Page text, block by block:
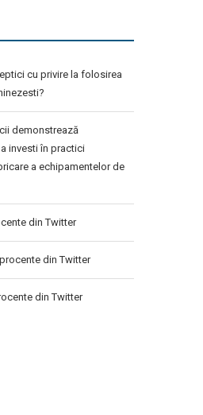
cu privire la folosirea
demonstrează
investi în practici
a echipamentelor de
din Twitter
din Twitter
din Twitter